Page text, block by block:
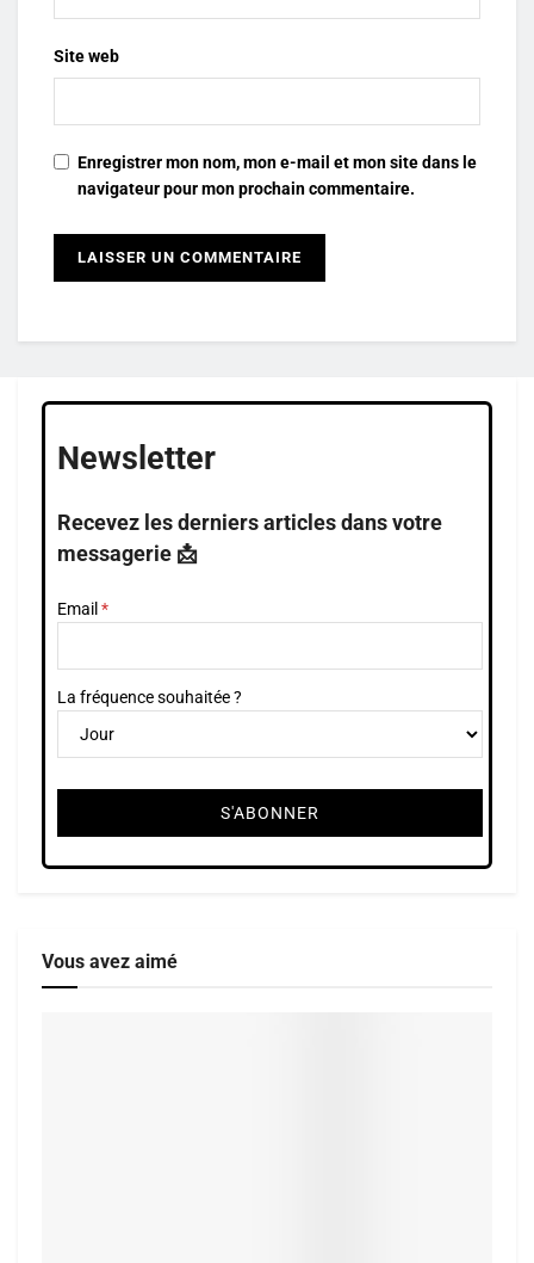
Site web
Enregistrer mon nom, mon e-mail et mon site dans le
navigateur pour mon prochain commentaire.
Newsletter
Recevez les derniers articles dans votre
messagerie 📩
Email
La fréquence souhaitée ?
Vous avez aimé